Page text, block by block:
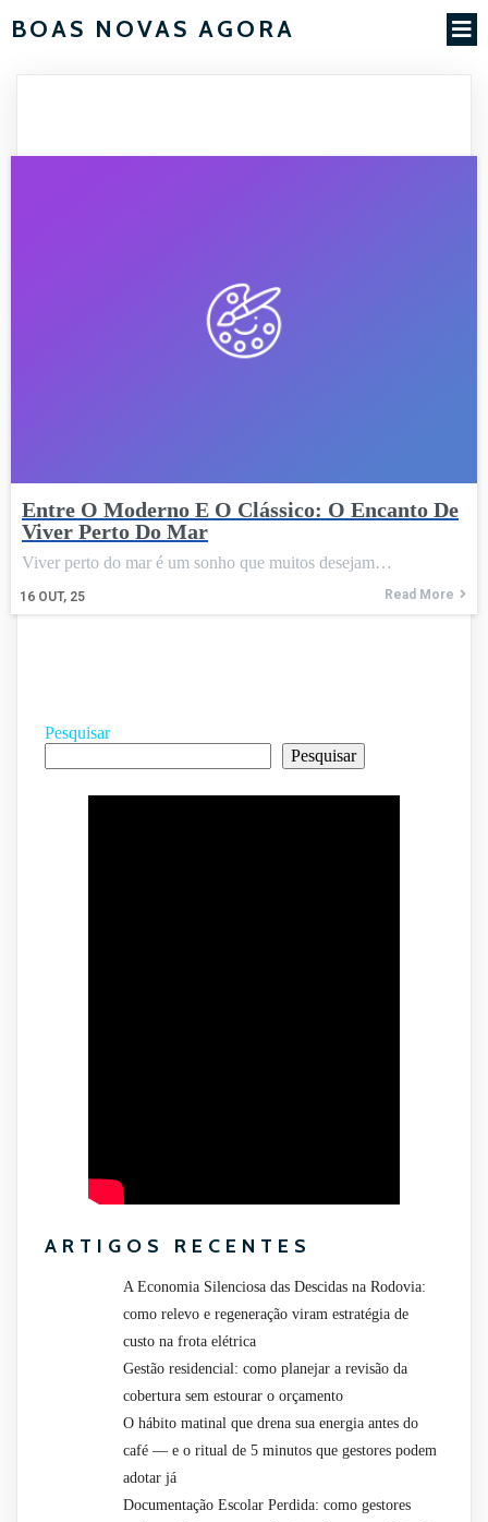
BOAS NOVAS AGORA
Entre O Moderno E O Clássico: O Encanto De
Viver Perto Do Mar
16 OUT, 25
Viver perto do mar é um sonho que muitos desejam…
Read More
Pesquisar
Pesquisar
ARTIGOS RECENTES
A Economia Silenciosa das Descidas na Rodovia:
como relevo e regeneração viram estratégia de
custo na frota elétrica
Gestão residencial: como planejar a revisão da
cobertura sem estourar o orçamento
O hábito matinal que drena sua energia antes do
café — e o ritual de 5 minutos que gestores podem
adotar já
Documentação Escolar Perdida: como gestores